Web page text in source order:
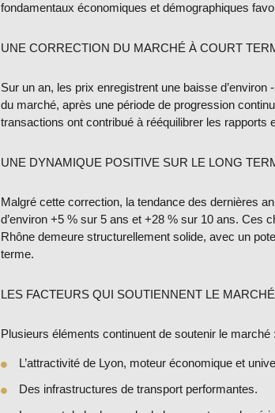
fondamentaux économiques et démographiques
UNE CORRECTION DU MARCHÉ À COURT
Sur un an, les prix enregistrent une baisse d’environ
du marché, après une période de progression
transactions ont contribué à rééquilibrer les rapports
UNE DYNAMIQUE POSITIVE SUR LE LONG
Malgré cette correction, la tendance des dernières
d’environ +5 % sur 5 ans et +28 % sur 10 ans. Ces
Rhône demeure structurellement solide, avec un
terme.
LES FACTEURS QUI SOUTIENNENT LE
Plusieurs éléments continuent de soutenir le marché :
L’attractivité de Lyon, moteur économique et
Des infrastructures de transportperformantes.